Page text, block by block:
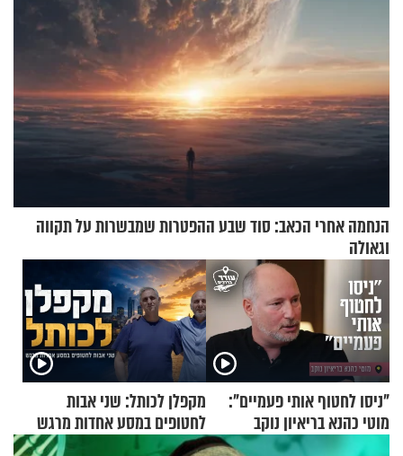
הנחמה אחרי הכאב: סוד שבע ההפטרות שמבשרות על תקווה
וגאולה
"ניסו לחטוף אותי פעמיים":
מוטי כהנא בריאיון נוקב
מקפלן לכותל: שני אבות
לחטופים במסע אחדות מרגש